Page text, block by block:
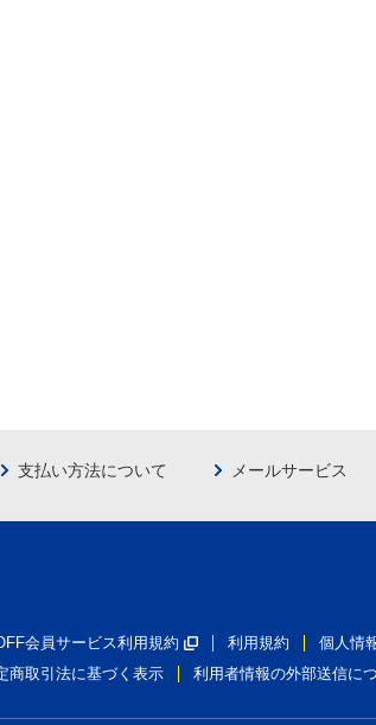
支払い方法について メールサービス
会員サービス利用規約 利用規約 個人情
商取引法に基づく表示 利用者情報の外部送信に